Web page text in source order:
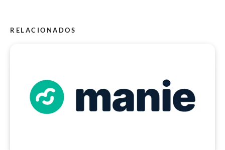
RELACIONADOS